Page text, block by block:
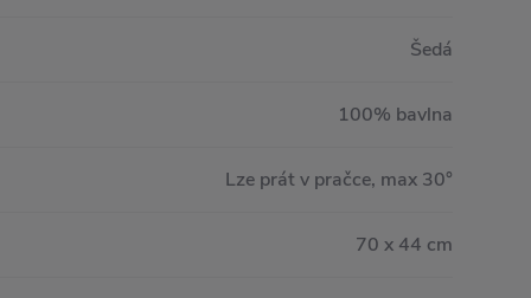
Šedá
100% bavlna
Lze prát v pračce, max 30°
70 x 44 cm